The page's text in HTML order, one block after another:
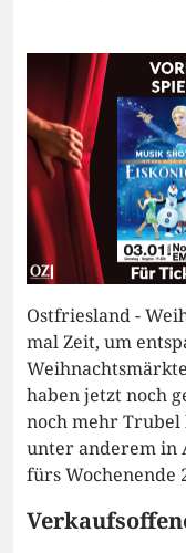
Ostfriesland -
mal Zeit, um
haben jetzt noch
noch mehr Trubel
unter anderem in
fürs Wochenende